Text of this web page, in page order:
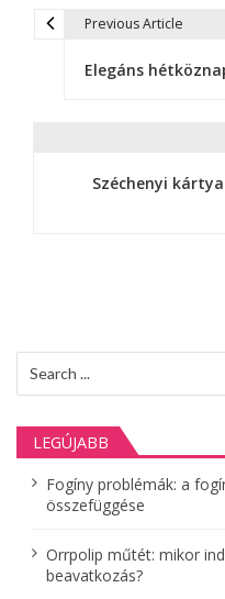
s
n
a
v
g
Previous Article
Elegáns
Széchenyi
for:
LEGÚJABB
Fogíny problémák: a
összefüggése
Orrpolip műtét: mikor
beavatkozás?